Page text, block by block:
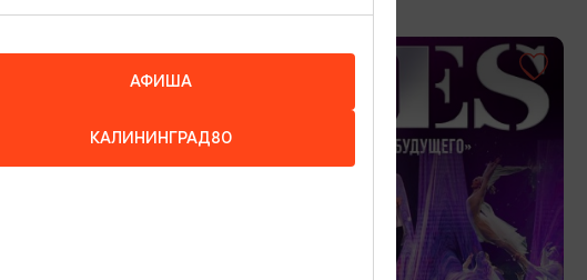
АФИША
КАЛИНИНГРАД80